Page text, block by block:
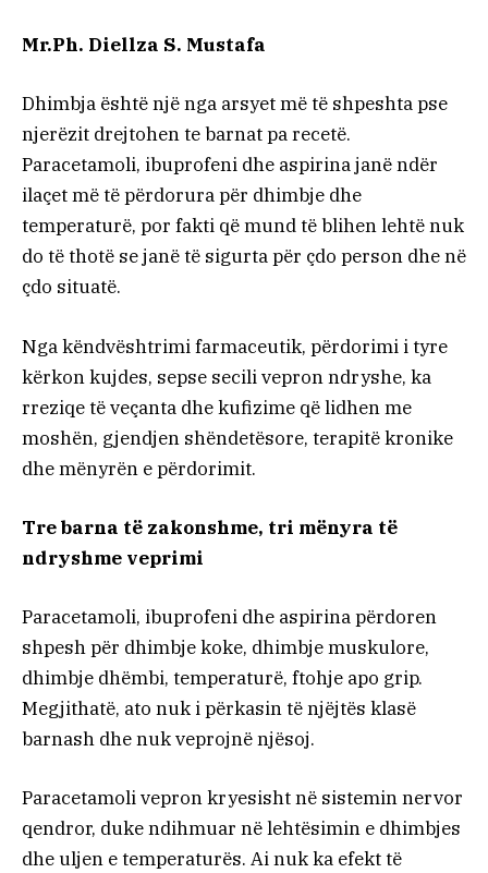
Mr.Ph. Diellza S. Mustafa
Dhimbja është një nga arsyet më të shpeshta pse
njerëzit drejtohen te barnat pa recetë.
Paracetamoli, ibuprofeni dhe aspirina janë ndër
ilaçet më të përdorura për dhimbje dhe
temperaturë, por fakti që mund të blihen lehtë nuk
do të thotë se janë të sigurta për çdo person dhe në
çdo situatë.
Nga këndvështrimi farmaceutik, përdorimi i tyre
kërkon kujdes, sepse secili vepron ndryshe, ka
rreziqe të veçanta dhe kufizime që lidhen me
moshën, gjendjen shëndetësore, terapitë kronike
dhe mënyrën e përdorimit.
Tre barna të zakonshme, tri mënyra të
ndryshme veprimi
Paracetamoli, ibuprofeni dhe aspirina përdoren
shpesh për dhimbje koke, dhimbje muskulore,
dhimbje dhëmbi, temperaturë, ftohje apo grip.
Megjithatë, ato nuk i përkasin të njëjtës klasë
barnash dhe nuk veprojnë njësoj.
Paracetamoli vepron kryesisht në sistemin nervor
qendror, duke ndihmuar në lehtësimin e dhimbjes
dhe uljen e temperaturës. Ai nuk ka efekt të